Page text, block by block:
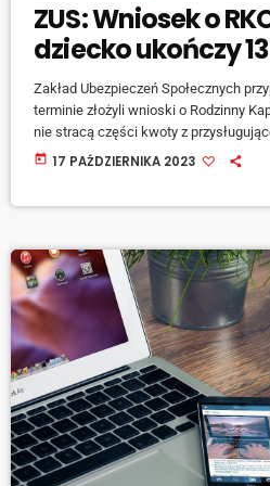
ZUS: Wniosek o
dziecko ukończy
Zakład Ubezpieczeń Społecznych
terminie złożyli wnioski o Rodzinny
nie stracą części kwoty z
więc jeśli jakiś maluch wkrótce
500 zł lub przez […]
today 17 PAŹDZIERNIKA 2023